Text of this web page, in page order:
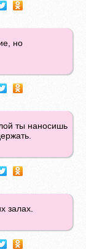
но
ты наносишь
залах.